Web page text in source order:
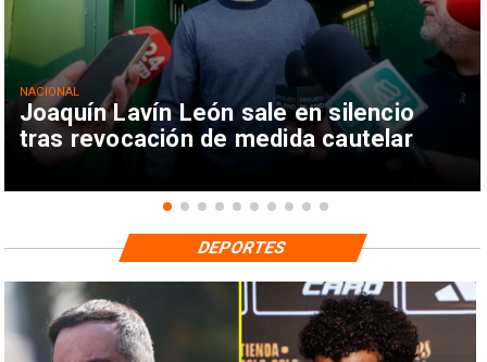
Joaquín Lavín León sale en silencio
tras revocación de medida cautelar
NACIONAL
DEPORTES